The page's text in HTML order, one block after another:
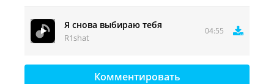
Я снова выбираю тебя
R1shat
04:55
Комментировать